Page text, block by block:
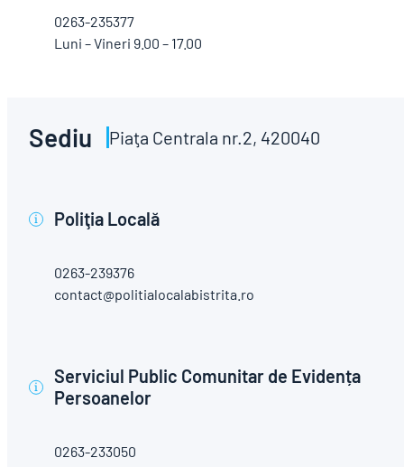
0263-235377
Luni – Vineri 9.00 – 17.00
Sediu Piaţa Centrala nr.2, 420040
i Poliţia Locală
0263-239376
contact@politialocalabistrita.ro
i
Serviciul Public Comunitar de Evidența
Persoanelor
0263-233050